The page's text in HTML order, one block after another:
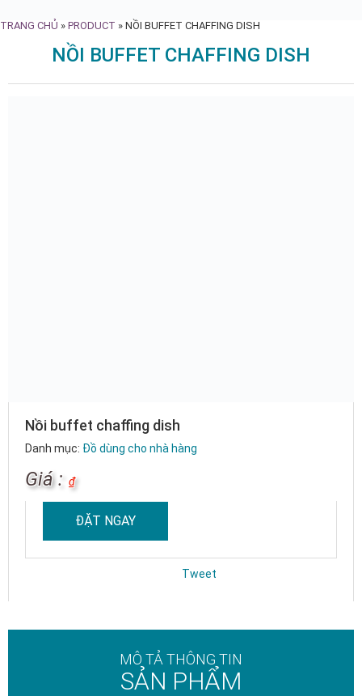
TRANG CHỦ » PRODUCT » NỒI BUFFET CHAFFING DISH
NỒI BUFFET CHAFFING DISH
Nồi buffet chaffing dish
Danh mục: Đồ dùng cho nhà hàng
Giá : ₫
ĐẶT NGAY
Tweet
MÔ TẢ THÔNG TIN
SẢN PHẨM